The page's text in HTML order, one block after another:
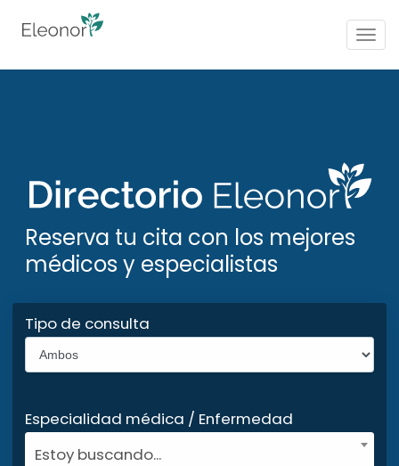
Reserva tu cita con los mejores
médicos y especialistas
Tipo de consulta
Especialidad médica / Enfermedad
Estoy buscando...